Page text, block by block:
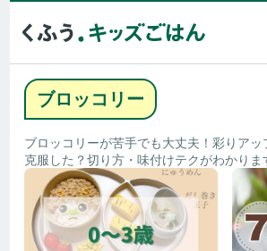
ブロッコリー
ブロッコリーが苦手でも大丈夫！彩りア
克服した？切り方・味付けテクがわかりま